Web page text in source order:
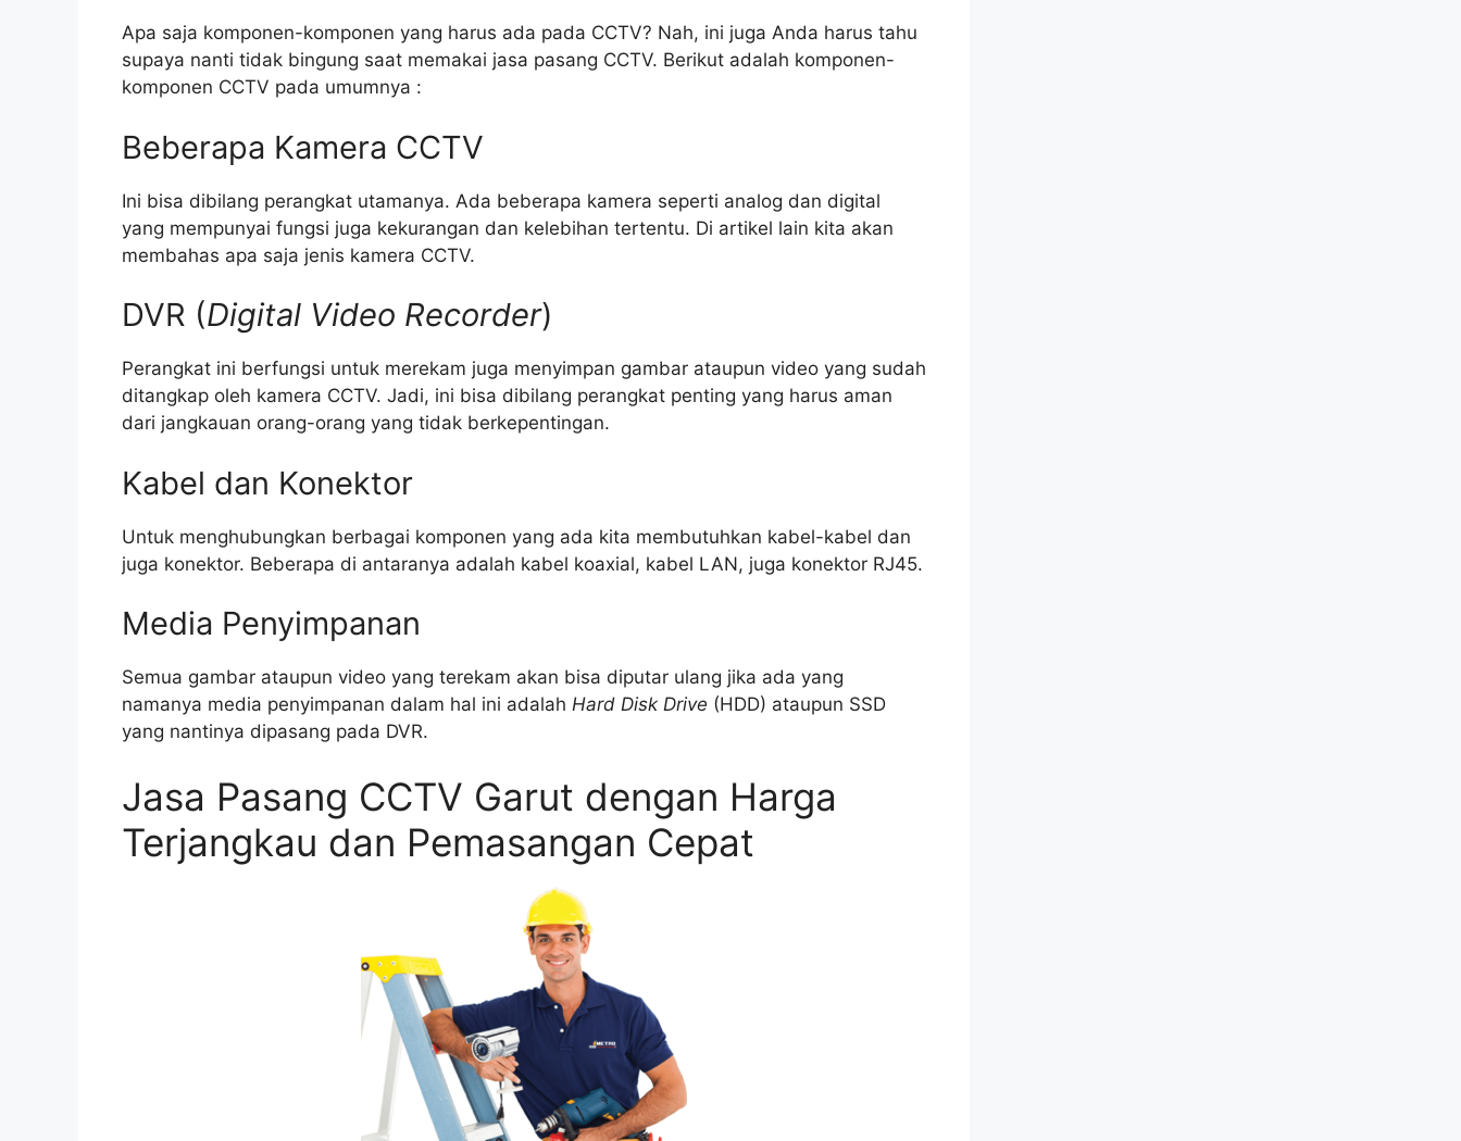
Apa saja komponen-komponen yang harus ada pada CCTV? Nah, ini juga Anda harus tahu
supaya nanti tidak bingung saat memakai jasa pasang CCTV. Berikut adalah komponen-
komponen CCTV pada umumnya :
Beberapa Kamera CCTV
Ini bisa dibilang perangkat utamanya. Ada beberapa kamera seperti analog dan digital
yang mempunyai fungsi juga kekurangan dan kelebihan tertentu. Di artikel lain kita akan
membahas apa saja jenis kamera CCTV.
DVR (Digital Video Recorder)
Perangkat ini berfungsi untuk merekam juga menyimpan gambar ataupun video yang sudah
ditangkap oleh kamera CCTV. Jadi, ini bisa dibilang perangkat penting yang harus aman
dari jangkauan orang-orang yang tidak berkepentingan.
Kabel dan Konektor
Untuk menghubungkan berbagai komponen yang ada kita membutuhkan kabel-kabel dan
juga konektor. Beberapa di antaranya adalah kabel koaxial, kabel LAN, juga konektor RJ45.
Media Penyimpanan
Semua gambar ataupun video yang terekam akan bisa diputar ulang jika ada yang
namanya media penyimpanan dalam hal ini adalah Hard Disk Drive (HDD) ataupun SSD
yang nantinya dipasang pada DVR.
Jasa Pasang CCTV Garut dengan Harga
Terjangkau dan Pemasangan Cepat